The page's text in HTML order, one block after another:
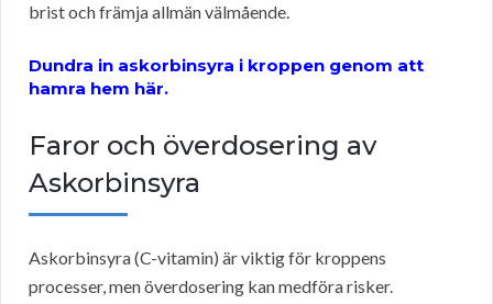
brist och främja allmän välmående.
Dundra in askorbinsyra i kroppen genom att
hamra hem här.
Faror och överdosering av
Askorbinsyra
Askorbinsyra (C-vitamin) är viktig för kroppens
processer, men överdosering kan medföra risker.